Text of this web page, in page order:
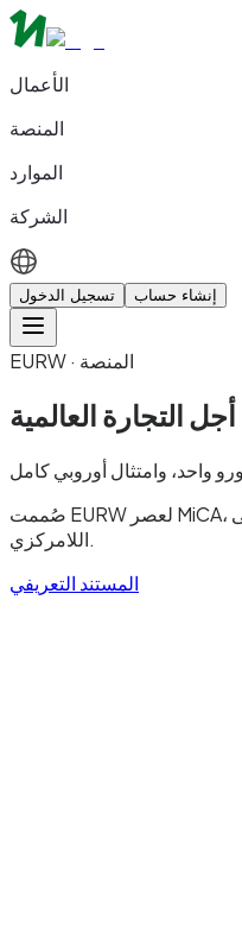
الأعمال
المنصة
الموارد
الشركة
تسجيل الدخول إنشاء حساب
EURW · المنصة
أجل
صُممت EURW لعصر MiCA، وتسد الفجوة بين الخدمات المصرفية التقليدية والتسوية الأصلية عبر البلوك تشين. وبفضل بنائها على Hedera وMonad، توفر EURW امتثالًا بمستوى مؤسسي مع سرعة التمويل
اللامركزي.
المستند التعريفي